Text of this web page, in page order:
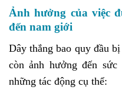
Ảnh hưởng của việc
đến nam giới
Dây thắng bao quy đầu
còn ảnh hưởng đến
những tác động cụ thể: